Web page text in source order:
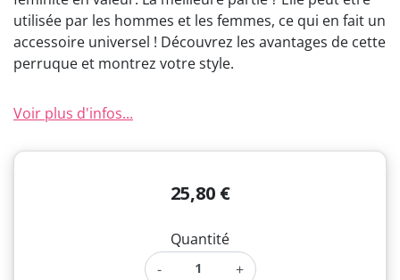
utilisée par les hommes et les femmes, ce qui en fait un
accessoire universel ! Découvrez les avantages de cette
perruque et montrez votre style.
Voir plus d'infos...
25,80 €
Quantité
-
+